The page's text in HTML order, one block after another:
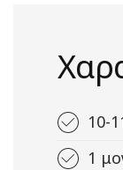
10-
1